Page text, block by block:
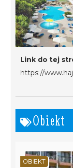
Link do tej
https://
Obiekt
OBIEKT